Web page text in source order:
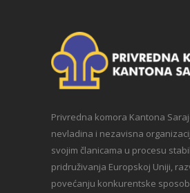
Privredna komora Kantona
nevladina i nezavisna
svojim članicama u procesu
pridruživanja Europskoj Uniji,
povećanju konkurentske